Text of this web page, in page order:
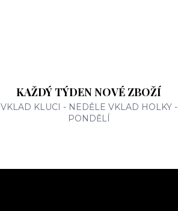
KAŽDÝ TÝDEN NOVÉ ZBOŽÍ
VKLAD KLUCI - NEDĚLE VKLAD HOLKY -
PONDĚLÍ